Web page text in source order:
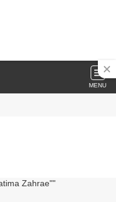
MENU